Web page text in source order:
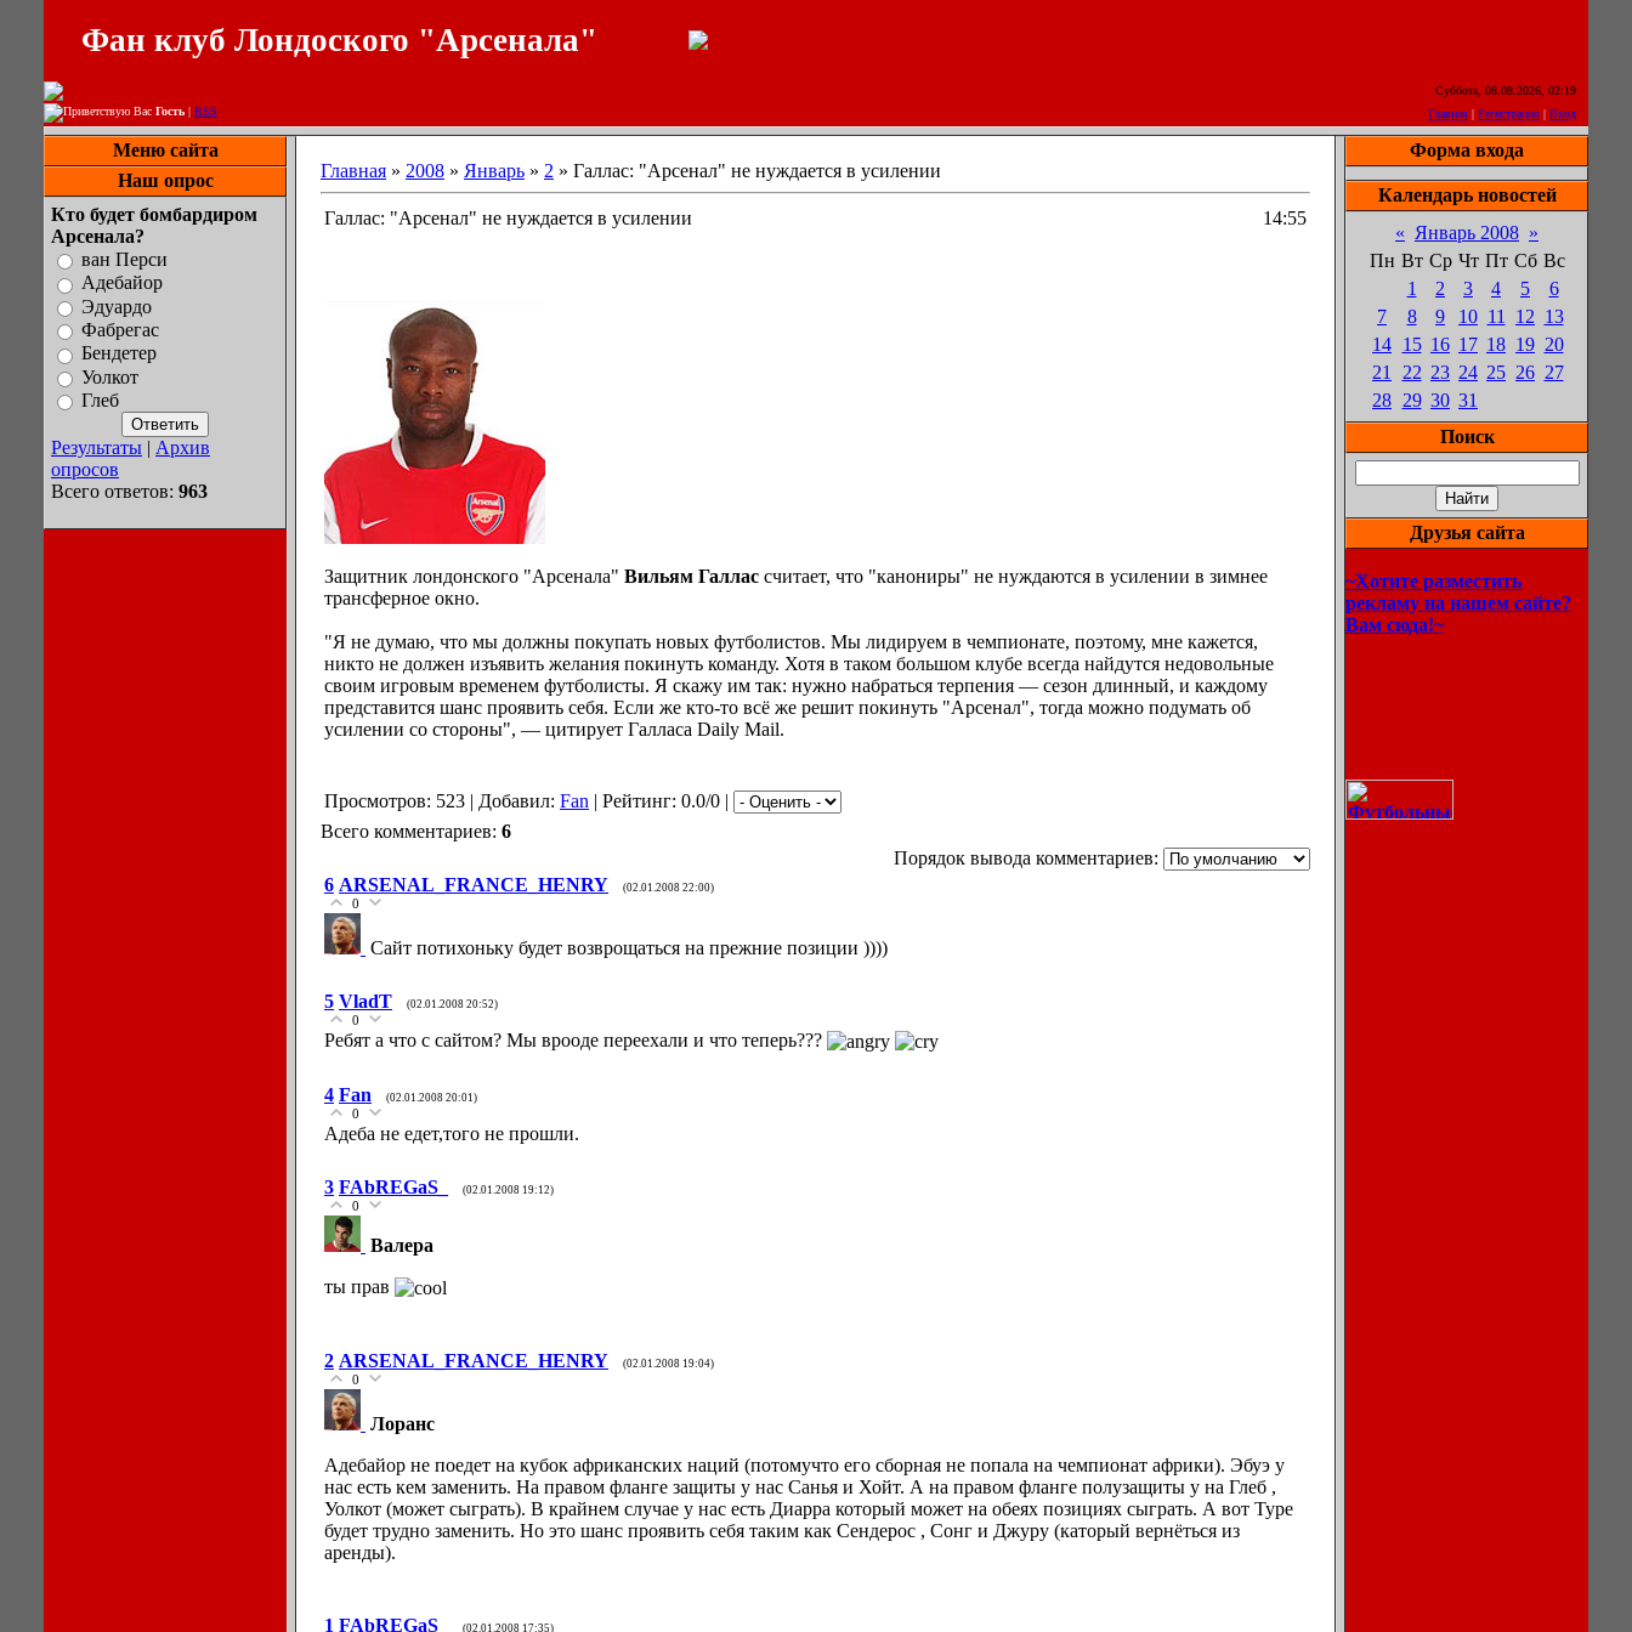
Фан клуб Лондоского "Арсенала"
Суббота, 08.08.2026, 02:19
Приветствую Вас Гость | RSS Главная | Регистрация | Вход
Меню сайта
Наш опрос
Кто будет бомбардиром
Арсенала?
ван Перси
Адебайор
Эдуардо
Фабрегас
Бендетер
Уолкот
Глеб
Результаты | Архив
опросов
Всего ответов: 963
Главная » 2008 » Январь » 2 » Галлас: "Арсенал" не нуждается в усилении
Галлас: "Арсенал" не нуждается в усилении 14:55
Защитник лондонского "Арсенала" Вильям Галлас считает, что "канониры" не нуждаются в усилении в зимнее
трансферное окно.
"Я не думаю, что мы должны покупать новых футболистов. Мы лидируем в чемпионате, поэтому, мне кажется,
никто не должен изъявить желания покинуть команду. Хотя в таком большом клубе всегда найдутся недовольные
своим игровым временем футболисты. Я скажу им так: нужно набраться терпения — сезон длинный, и каждому
представится шанс проявить себя. Если же кто-то всё же решит покинуть "Арсенал", тогда можно подумать об
усилении со стороны", — цитирует Галласа Daily Mail.
Просмотров: 523 | Добавил: Fan | Рейтинг: 0.0/0 |
Всего комментариев: 6
Порядок вывода комментариев:
6 ARSENAL_FRANCE_HENRY (02.01.2008 22:00)
0
Сайт потихоньку будет возврощаться на прежние позиции ))))
5 VladT (02.01.2008 20:52)
0
Ребят а что с сайтом? Мы врооде переехали и что теперь???
4 Fan (02.01.2008 20:01)
0
Адеба не едет,того не прошли.
3 FAbREGaS_ (02.01.2008 19:12)
0
Валера
ты прав
2 ARSENAL_FRANCE_HENRY (02.01.2008 19:04)
0
Лоранс
Адебайор не поедет на кубок африканских наций (потомучто его сборная не попала на чемпионат африки). Эбуэ у
нас есть кем заменить. На правом фланге защиты у нас Санья и Хойт. А на правом фланге полузащиты у на Глеб ,
Уолкот (может сыграть). В крайнем случае у нас есть Диарра который может на обеях позициях сыграть. А вот Туре
будет трудно заменить. Но это шанс проявить себя таким как Сендерос , Сонг и Джуру (каторый вернёться из
аренды).
1 FAbREGaS_ (02.01.2008 17:35)
Форма входа
Календарь новостей
« Январь 2008 »
Пн Вт Ср Чт Пт Сб Вс
1
2 3 4 5
6
7
8 9 10 11 12 13
14 15 16 17 18 19 20
21
22 23 24 25 26 27
28 29 30 31
Поиск
Друзья сайта
~Хотите разместить
рекламу на нашем сайте?
Вам сюда!~